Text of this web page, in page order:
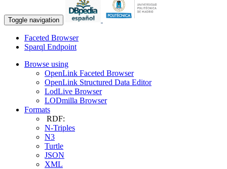
Toggle navigation
Faceted Browser
Sparql Endpoint
Browse using
OpenLink Faceted Browser
OpenLink Structured Data Editor
LodLive Browser
LODmilla Browser
Formats
RDF:
N-Triples
N3
Turtle
JSON
XML